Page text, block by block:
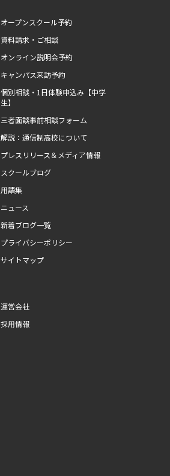
オープンスクール予約
資料請求・ご相談
オンライン説明会予約
キャンパス来訪予約
個別相談・1日体験申込み【中学
生】
三者面談事前相談フォーム
解説：通信制高校について
プレスリリース＆メディア情報
スクールブログ
用語集
ニュース
新着ブログ一覧
プライバシーポリシー
サイトマップ
運営会社
採用情報